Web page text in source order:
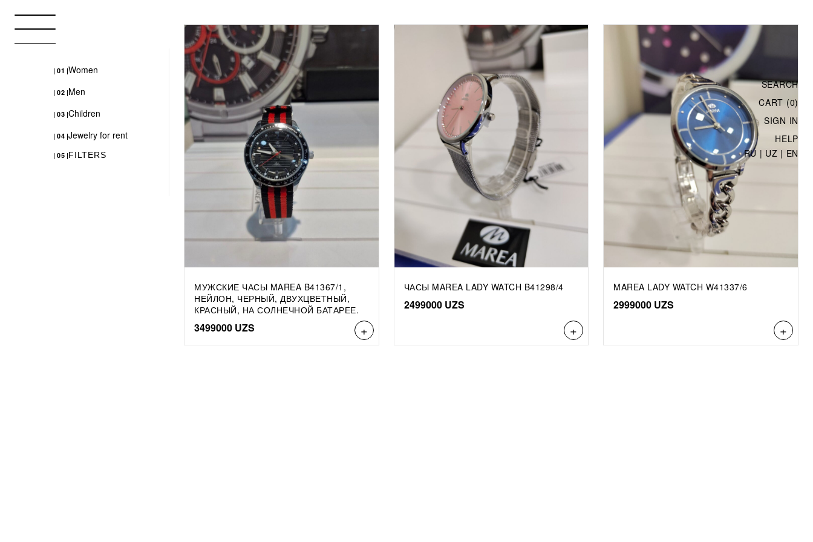
SEARCH
CART (0)
SIGN IN
HELP
RU | UZ | EN
| 01 |Women
| 02 |Men
| 03 |Children
| 04 |Jewelry for rent
| 05 |FILTERS
МУЖСКИЕ ЧАСЫ MAREA B41367/1,
НЕЙЛОН, ЧЕРНЫЙ, ДВУХЦВЕТНЫЙ,
КРАСНЫЙ, НА СОЛНЕЧНОЙ БАТАРЕЕ.
3499000 UZS +
ЧАСЫ MAREA LADY WATCH B41298/4
2499000 UZS
+
MAREA LADY WATCH W41337/6
2999000 UZS
+